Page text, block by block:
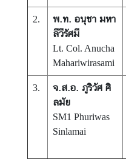
2.
พ.ท. อนุชา มหา
ลีวีรัศมี
Lt. Col. Anucha
Mahariwirasami
3.
จ.ส.อ. ภูริวัศ ศิ
ลมัย
SM1 Phuriwas
Sinlamai